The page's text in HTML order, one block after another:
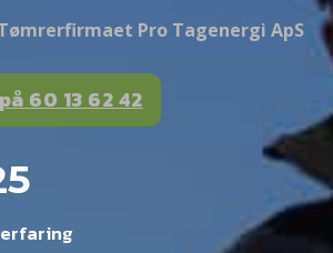
Pro Tagenergi ApS
60 13 62 42